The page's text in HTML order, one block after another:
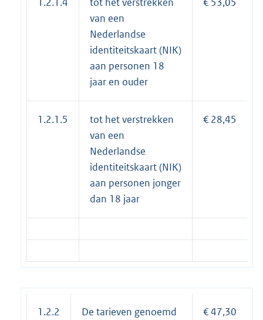
van een
Nederlandse
identiteitskaart (NIK)
aan personen 18
jaar en ouder
1.2.1.5
tot het verstrekken
van een
Nederlandse
identiteitskaart (NIK)
aan personen jonger
dan 18 jaar
€ 28,45
1.2.2
De tarieven genoemd
€ 47,30